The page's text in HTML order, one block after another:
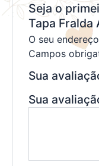
Seja o
Tapa Fralda
O seu
Campos
Sua
Sua